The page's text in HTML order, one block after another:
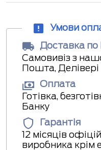
Умови
Доставка по
Самовивіз з
Пошта, Делівері
Оплата
Готівка,
Банку
Гарантія
12 місяців
виробника крім